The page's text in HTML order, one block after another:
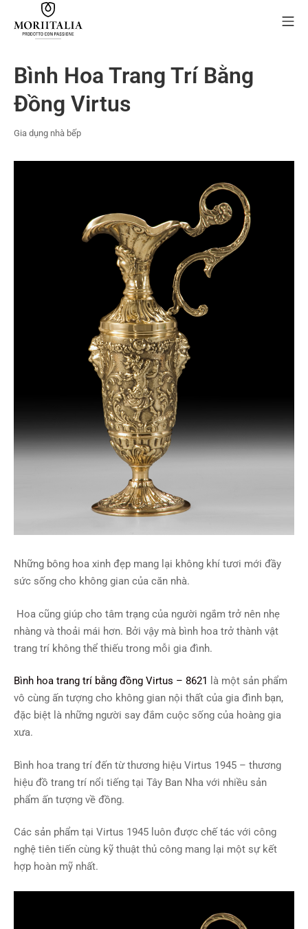
Bình Hoa Trang Trí Bằng
Đồng Virtus
Gia dụng nhà bếp
Những bông hoa xinh đẹp mang lại không khí tươi mới đầy
sức sống cho không gian của căn nhà.
Hoa cũng giúp cho tâm trạng của người ngắm trở nên nhẹ
nhàng và thoải mái hơn. Bởi vậy mà bình hoa trở thành vật
trang trí không thể thiếu trong mỗi gia đình.
Bình hoa trang trí bằng đồng Virtus – 8621
là một sản phẩm
vô cùng ấn tượng cho không gian nội thất của gia đình bạn,
đặc biệt là những người say đắm cuộc sống của hoàng gia
xưa.
Bình hoa trang trí đến từ thương hiệu Virtus 1945 – thương
hiệu đồ trang trí nổi tiếng tại Tây Ban Nha với nhiều sản
phẩm ấn tượng về đồng.
Các sản phẩm tại Virtus 1945 luôn được chế tác với công
nghệ tiên tiến cùng kỹ thuật thủ công mang lại một sự kết
hợp hoàn mỹ nhất.